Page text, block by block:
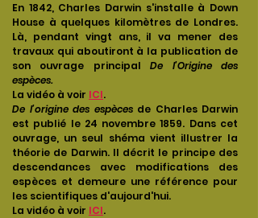
En 1842, Charles Darwin s'installe à Down
House à quelques kilomètres de Londres.
Là, pendant vingt ans, il va mener des
travaux qui aboutiront à la publication de
son ouvrage principalDe l’Origine des
espèces.
La vidéo à voir ICI.
De l’origine des espècesde Charles Darwin
est publié le 24 novembre 1859. Dans cet
ouvrage, un seul shéma vient illustrer la
théorie de Darwin. Il décrit le principe des
descendances avec modifications des
espèces et demeure une référence pour
les scientifiques d'aujourd'hui.
La vidéo à voir ICI.